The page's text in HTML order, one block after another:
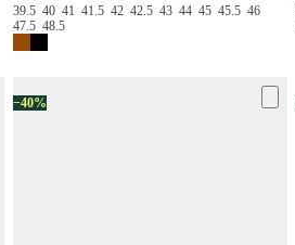
39.5 40 41 41.5 42 42.5 43 44 45 45.5 46
47.5 48.5
−40%